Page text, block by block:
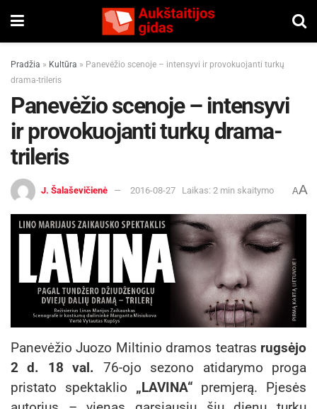
Pradžia » Kultūra » Panevėžio scenoje – intensyvi ir provokuojanti turkų
drama-trileris
Panevėžio scenoje – intensyvi
ir provokuojanti turkų drama-
trileris
J. Šalaševičienė 2016-08-27 Laikas: 2 min skaitymo AA
Panevėžio Juozo Miltinio dramos teatras rugsėjo
2 d. 18 val. 76-ojo sezono atidarymo proga
pristato spektaklio „LAVINA“ premjerą. Pjesės